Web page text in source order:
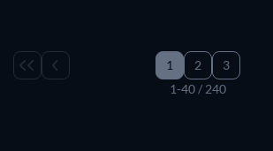
1 2
3
1-40 / 240